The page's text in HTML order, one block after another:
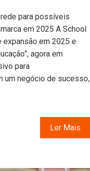
para possíveis
em 2025 A School
expansão em 2025 e
agora em
para
um negócio de sucesso,
Ler Mais